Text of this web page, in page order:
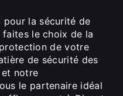
pour la sécurité de
le choix de la
de votre
de sécurité des
notre
le partenaire idéal